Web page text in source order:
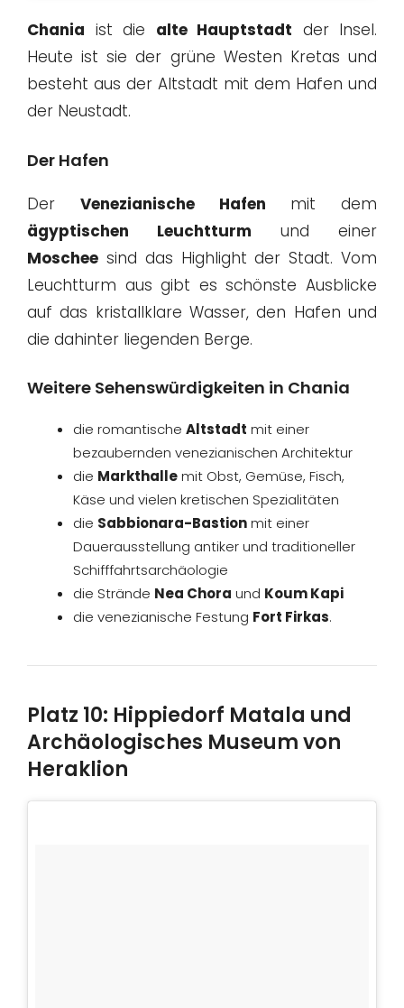
Chania ist die alte Hauptstadt der Insel.
Heute ist sie der grüne Westen Kretas und
besteht aus der Altstadt mit dem Hafen und
der Neustadt.
Der Hafen
Der Venezianische Hafen mit dem
ägyptischen Leuchtturm und einer
Moschee sind das Highlight der Stadt. Vom
Leuchtturm aus gibt es schönste Ausblicke
auf das kristallklare Wasser, den Hafen und
die dahinter liegenden Berge.
Weitere Sehenswürdigkeiten in Chania
die romantische Altstadt mit einer
bezaubernden venezianischen Architektur
die Markthallemit Obst, Gemüse, Fisch,
Käse und vielen kretischen Spezialitäten
die Sabbionara-Bastionmit einer
Dauerausstellung antiker und traditioneller
Schifffahrtsarchäologie
die Strände Nea Chora und Koum Kapi
die venezianische Festung Fort Firkas.
Platz 10: Hippiedorf Matala und
Archäologisches Museum von
Heraklion